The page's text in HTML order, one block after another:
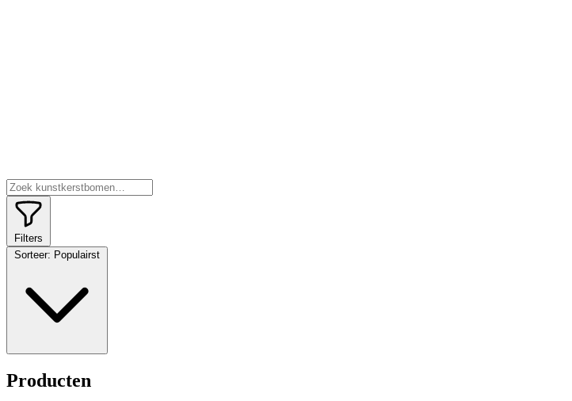
Filters
Sorteer: Populairst
Producten